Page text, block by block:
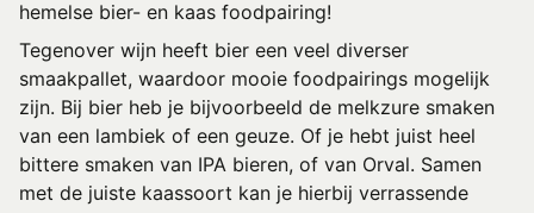
hemelse bier- en kaas foodpairing!
Tegenover wijn heeft bier een veel diverser
smaakpallet, waardoor mooie foodpairings mogelijk
zijn. Bij bier heb je bijvoorbeeld de melkzure smaken
van een lambiek of een geuze. Of je hebt juist heel
bittere smaken van IPA bieren, of van Orval. Samen
met de juiste kaassoort kan je hierbij verrassende